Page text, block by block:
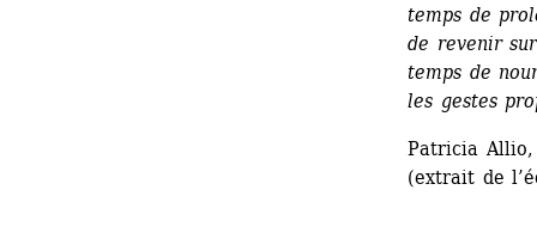
temps de
de revenir
temps de
les gestes
Patricia
(extrait de